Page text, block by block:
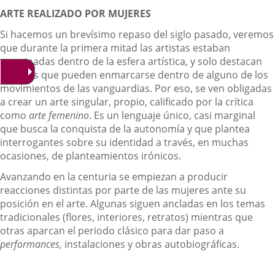
ARTE REALIZADO POR MUJERES
Si hacemos un brevísimo repaso del siglo pasado, veremos
que durante la primera mitad las artistas estaban
marginadas dentro de la esfera artística, y solo destacan
aquellas que pueden enmarcarse dentro de alguno de los
movimientos de las vanguardias. Por eso, se ven obligadas
a crear un arte singular, propio, calificado por la crítica
como arte femenino. Es un lenguaje único, casi marginal
que busca la conquista de la autonomía y que plantea
interrogantes sobre su identidad a través, en muchas
ocasiones, de planteamientos irónicos.
Avanzando en la centuria se empiezan a producir
reacciones distintas por parte de las mujeres ante su
posición en el arte. Algunas siguen ancladas en los temas
tradicionales (flores, interiores, retratos) mientras que
otras aparcan el periodo clásico para dar paso a
performances, instalaciones y obras autobiográficas.